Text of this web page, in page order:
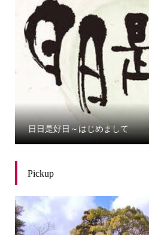
日日是好日～はじめまして
Pickup